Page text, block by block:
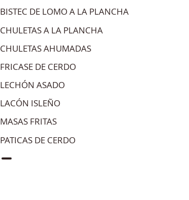
BISTEC DE LOMO A LA PLANCHA
CHULETAS A LA PLANCHA
CHULETAS AHUMADAS
FRICASE DE CERDO
LECHÓN ASADO
LACÓN ISLEÑO
MASAS FRITAS
PATICAS DE CERDO